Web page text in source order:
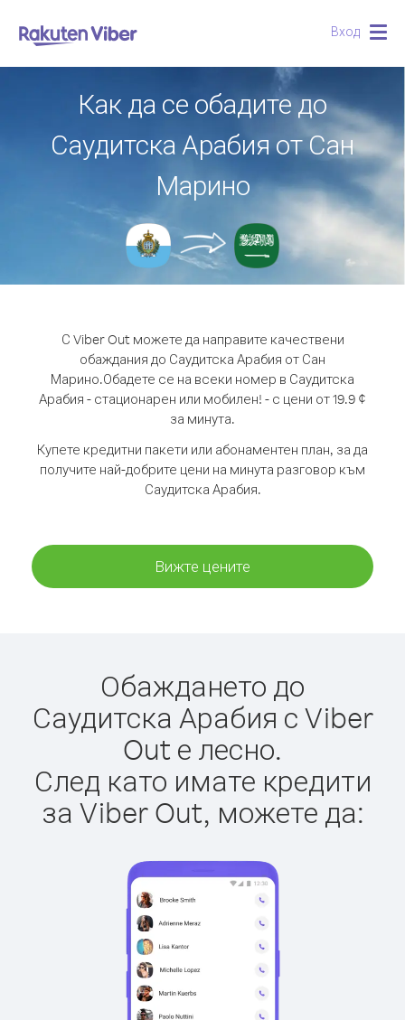
Вход
Как да се обадите до
Саудитска Арабия от Сан
Марино
С Viber Out можете да направите качествени
обаждания до Саудитска Арабия от Сан
Марино.Обадете се на всеки номер в Саудитска
Арабия - стационарен или мобилен! - с цени от 19.9 ¢
за минута.
Купете кредитни пакети или абонаментен план, за да
получите най-добрите цени на минута разговор към
Саудитска Арабия.
Вижте цените
Обаждането до
Саудитска Арабия с Viber
Out е лесно.
След като имате кредити
за Viber Out, можете да: